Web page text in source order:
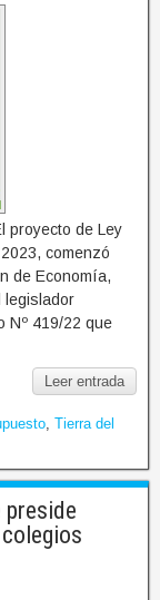
proyecto de Ley
comenzó
de Economía,
legislador
Nº 419/22 que
Leer entrada
Tierra del
preside